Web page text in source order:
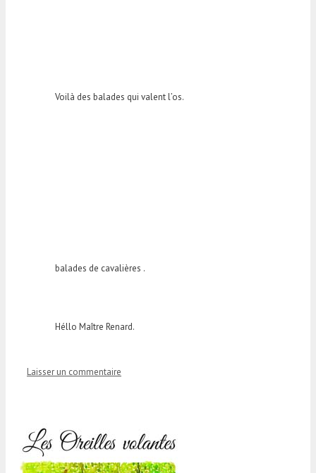
Voilà des balades qui valent l’os.
balades de cavalières .
Héllo Maître Renard.
Laisser un commentaire